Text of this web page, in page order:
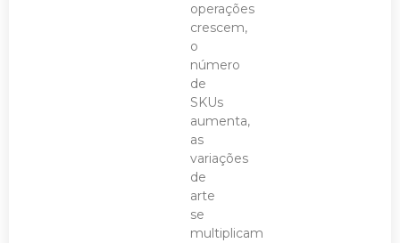
operações
crescem,
o
número
de
SKUs
aumenta,
as
variações
de
arte
se
multiplicam